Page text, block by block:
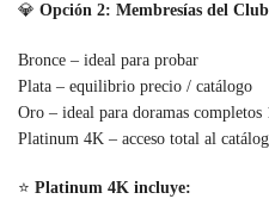
💎 Opción 2: Membresías del Club
Bronce – ideal para probar
Plata – equilibrio precio / catálogo
Oro – ideal para doramas completos
Platinum 4K – acceso total al
⭐ Platinum 4K incluye: